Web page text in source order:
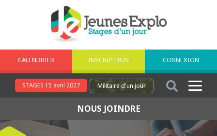
CALENDRIER INSCRIPTION CONNEXION
STAGES 15 avril 2027 Militaired'un jour
NOUS JOINDRE